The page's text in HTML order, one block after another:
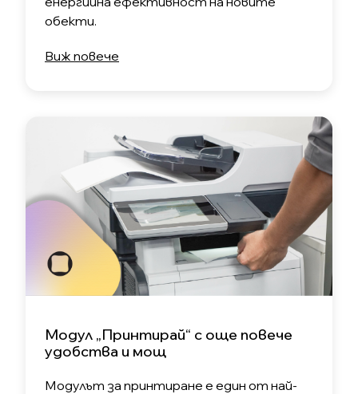
обекти.
Виж повече
Модул „Принтирай“ с още повече
удобства и мощ
Модулът за принтиране е един от най-